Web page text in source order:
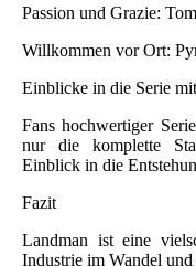
Passion und Grazie:
Willkommen vor Ort:
Einblicke in die Serie
Fans hochwertiger
nur die komplette
Einblick in die
Fazit
Landman ist eine
Industrie im Wandel